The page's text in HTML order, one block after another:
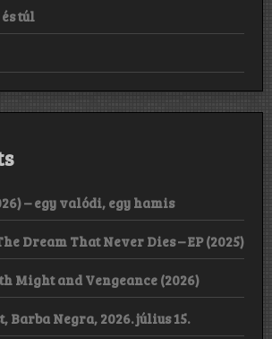
túl
– egy valódi, egy hamis
Dream That Never Dies – EP (2025)
Might and Vengeance (2026)
Barba Negra, 2026. július 15.